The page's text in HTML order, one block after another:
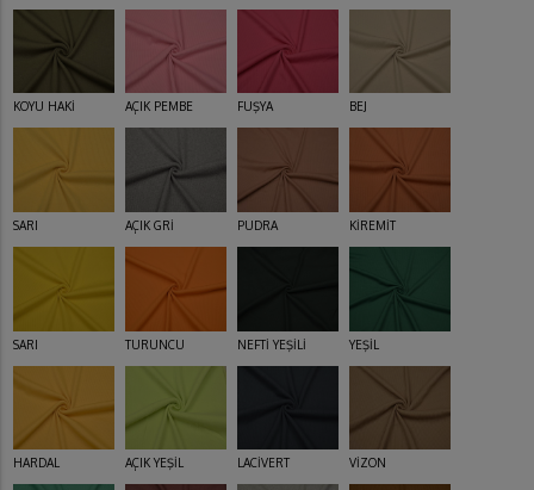
KOYU HAKİ AÇIK PEMBE FUŞYA BEJ
SARI AÇIK GRİ PUDRA KİREMİT
SARI TURUNCU NEFTİ YEŞİLİ YEŞİL
HARDAL AÇIK YEŞİL LACİVERT VİZON